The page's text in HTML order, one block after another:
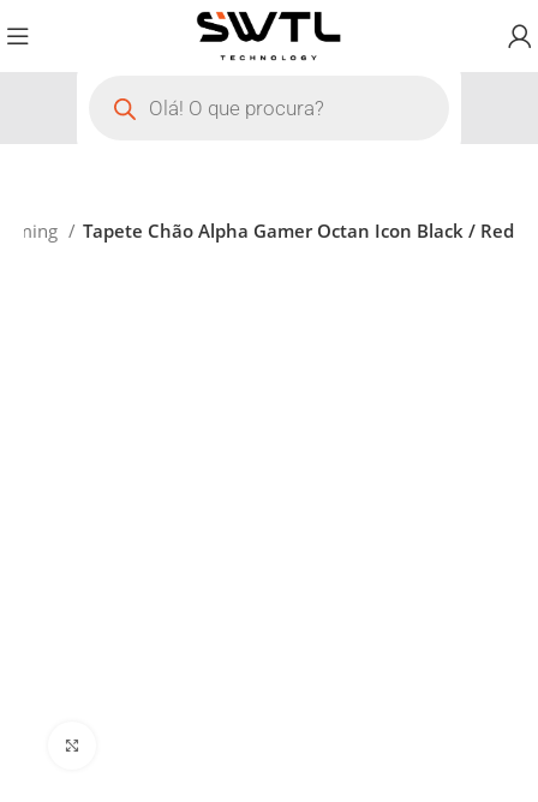
Tapete Chão Alpha Gamer Octan Icon Black / Red